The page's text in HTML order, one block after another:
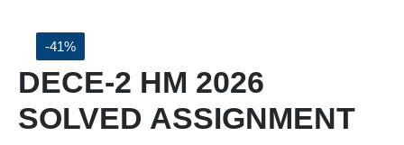
-41%
DECE-2 HM 2026
SOLVED ASSIGNMENT